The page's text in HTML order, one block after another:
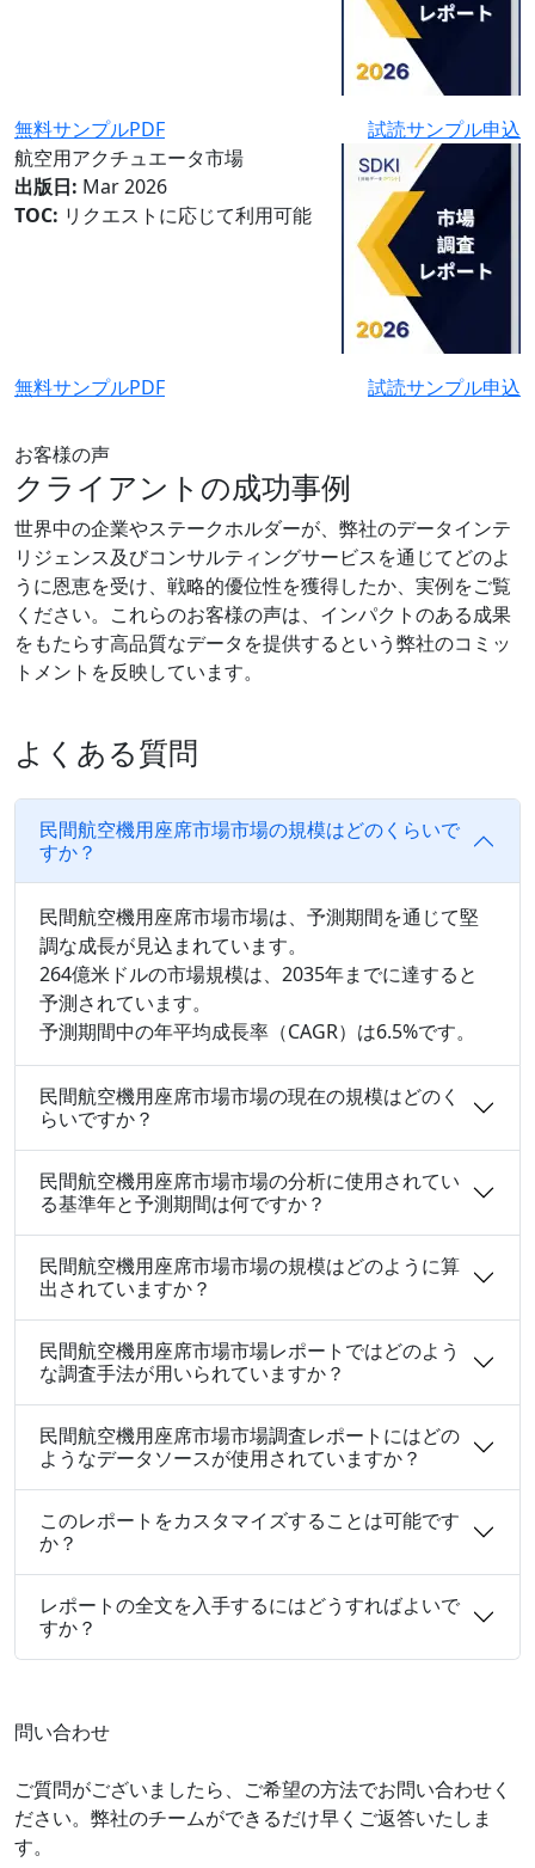
無料サンプルPDF
試読サンプル申込
航空用アクチュエータ市場
出版日: Mar 2026
TOC: リクエストに応じて利用可能
無料サンプルPDF 試読サンプル申込
お客様の声
クライアントの成功事例
世界中の企業やステークホルダーが、弊社のデータインテ
リジェンス及びコンサルティングサービスを通じてどのよ
うに恩恵を受け、戦略的優位性を獲得したか、実例をご覧
ください。これらのお客様の声は、インパクトのある成果
をもたらす高品質なデータを提供するという弊社のコミッ
トメントを反映しています。
よくある質問
民間航空機用座席市場市場の規模はどのくらいで
すか？
民間航空機用座席市場市場は、予測期間を通じて堅
調な成長が見込まれています。
264億米ドルの市場規模は、2035年までに達すると
予測されています。
予測期間中の年平均成長率（CAGR）は6.5%です。
民間航空機用座席市場市場の現在の規模はどのく
らいですか？
民間航空機用座席市場市場の分析に使用されてい
る基準年と予測期間は何ですか？
民間航空機用座席市場市場の規模はどのように算
出されていますか？
民間航空機用座席市場市場レポートではどのよう
な調査手法が用いられていますか？
民間航空機用座席市場市場調査レポートにはどの
ようなデータソースが使用されていますか？
このレポートをカスタマイズすることは可能です
か？
レポートの全文を入手するにはどうすればよいで
すか？
問い合わせ
ご質問がございましたら、ご希望の方法でお問い合わせく
ださい。弊社のチームができるだけ早くご返答いたしま
す。